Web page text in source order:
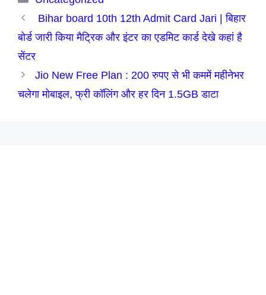
Bihar board 10th 12th Admit Card Jari | बिहार
बोर्ड जारी किया मैट्रिक और इंटर का एडमिट कार्ड देखे कहां है
सेंटर
Jio New Free Plan : 200 रुपए से भी कममें महीनेभर
चलेगा मोबाइल, फ्री कॉलिंग और हर दिन 1.5GB डाटा